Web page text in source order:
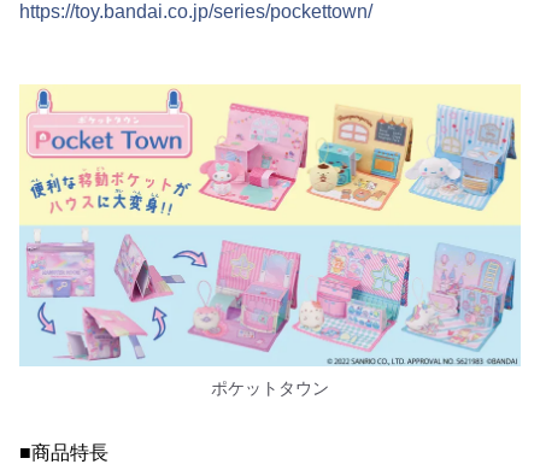
https://toy.bandai.co.jp/series/pockettown/
ポケットタウン
■商品特長